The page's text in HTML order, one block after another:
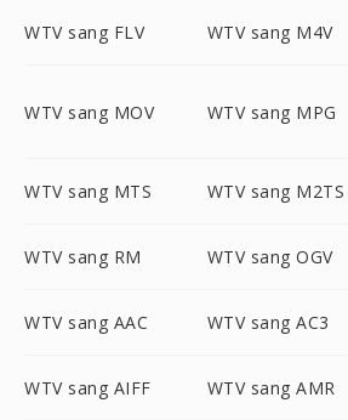
WTV sang FLV WTV sang M4V
WTV sang MOV WTV sang MPG
WTV sang MTS WTV sang M2TS
WTV sang RM WTV sang OGV
WTV sang AAC WTV sang AC3
WTV sang AIFF WTV sang AMR